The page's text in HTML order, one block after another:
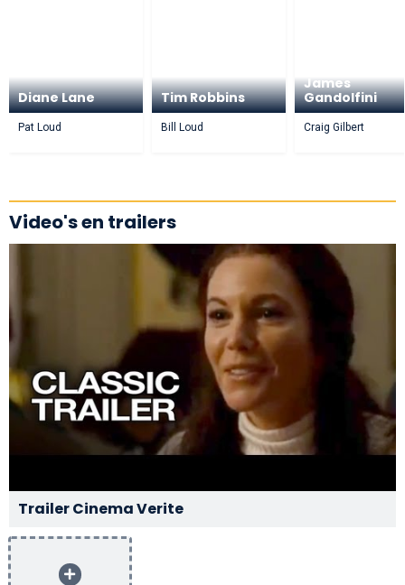
Diane Lane
Pat Loud
Tim Robbins
Bill Loud
James
Gandolfini
Craig Gilbert
Video's en trailers
Trailer Cinema Verite